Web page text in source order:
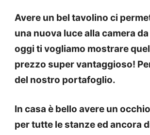
Avere un bel tavolino ci
una nuova luce alla camera
oggi ti vogliamo mostrare
prezzo super vantaggioso!
del nostro portafoglio.
In casa è bello avere un
per tutte le stanze ed ancora